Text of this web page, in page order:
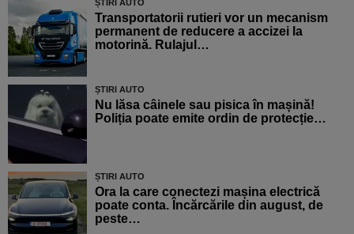
ȘTIRI AUTO
Transportatorii rutieri vor un mecanism
permanent de reducere a accizei la
motorină. Rulajul…
ȘTIRI AUTO
Nu lăsa câinele sau pisica în mașină!
Poliția poate emite ordin de protecție…
ȘTIRI AUTO
Ora la care conectezi mașina electrică
poate conta. Încărcările din august, de
peste…